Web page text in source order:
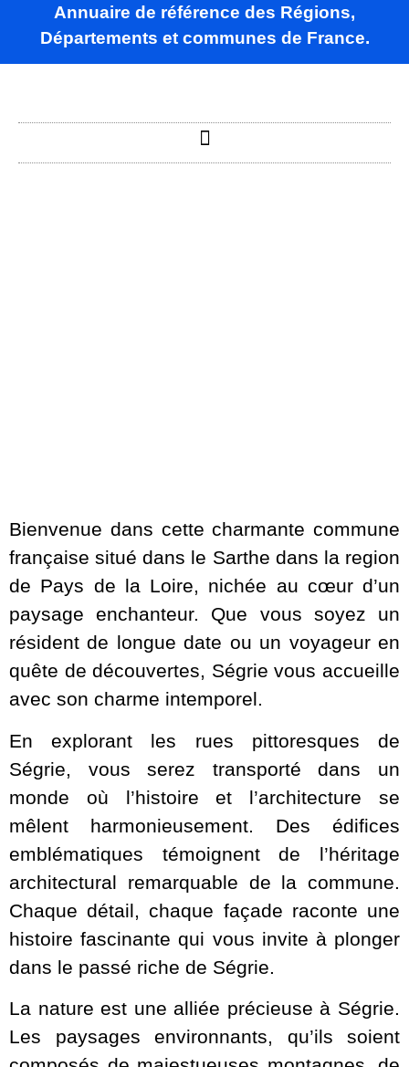
Annuaire de référence des Régions,
Départements et communes de France.
Bienvenue dans cette charmante commune
française situé dans le Sarthe dans la region
de Pays de la Loire, nichée au cœur d’un
paysage enchanteur. Que vous soyez un
résident de longue date ou un voyageur en
quête de découvertes, Ségrie vous accueille
avec son charme intemporel.
En explorant les rues pittoresques de
Ségrie, vous serez transporté dans un
monde où l’histoire et l’architecture se
mêlent harmonieusement. Des édifices
emblématiques témoignent de l’héritage
architectural remarquable de la commune.
Chaque détail, chaque façade raconte une
histoire fascinante qui vous invite à plonger
dans le passé riche de Ségrie.
La nature est une alliée précieuse à Ségrie.
Les paysages environnants, qu’ils soient